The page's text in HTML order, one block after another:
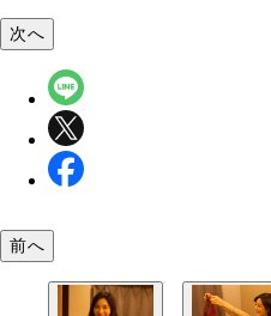
次へ
前へ